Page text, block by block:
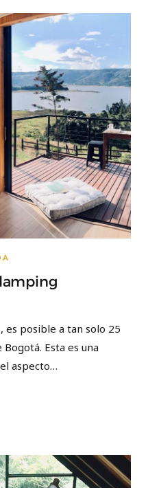
es posible a tan solo 25
Esta es una
aspecto…